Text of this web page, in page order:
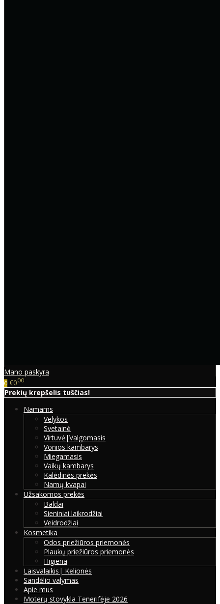
Mano paskyra
0 €000
Prekių krepšelis tuščias!
Namams
Velykos
Svetainė
Virtuvė|Valgomasis
Vonios kambarys
Miegamasis
Vaikų kambarys
Kalėdinės prekės
Namų kvapai
Užsakomos prekės
Baldai
Sieniniai laikrodžiai
Veidrodžiai
Kosmetika
Odos priežiūros priemonės
Plaukų priežiūros priemonės
Higiena
Laisvalaikis| Kelionės
Sandėlio valymas
Apie mus
Moterų stovykla Tenerifėje 2026